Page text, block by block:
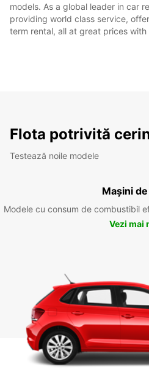
models. As a global leader in car
providing world class service,
term rental, all at great prices
Flota potrivită
Testează noile modele
Mașini
Modele cu consum de combustibil
Vezi mai